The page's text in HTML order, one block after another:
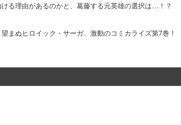
る理由があるのかと、葛藤する元英雄の選択は…！？
まぬヒロイック・サーガ、激動のコミカライズ第7巻！